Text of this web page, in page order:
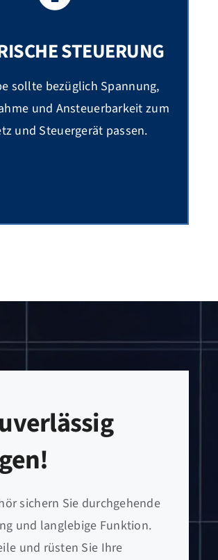
STEUERUNG
sollte bezüglich Spannung,
und Ansteuerbarkeit zum
und Steuergerät passen.
sichern Sie durchgehende
und langlebige Funktion.
und rüsten Sie Ihre